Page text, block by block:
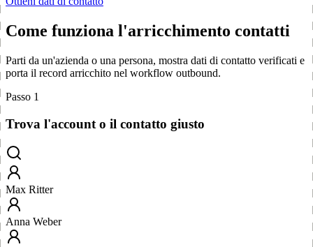
Come funziona l'arricchimento contatti
Parti da un'azienda o una persona, mostra dati di contatto verificati e
porta il record arricchito nel workflow outbound.
Passo 1
Trova l'account o il contatto giusto
Max Ritter
Anna Weber